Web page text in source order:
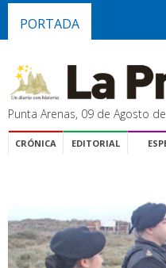
PORTADA
Punta Arenas, 09 de Agosto
CRÓNICA EDITORIAL